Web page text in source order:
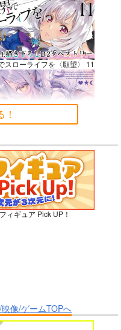
ソウ
ナ
社畜巡礼記３ 南米ス
ペシャル
赤茄子労働組合
専売 1,375円（税込）
Dr.STONE
七海龍水
氷月
サンプル
カート
スローライフを〈願望〉 11
まる。
好色物語 ～異世界ハーレム
2
フィギュア Pick UP！
像/ゲームTOPへ